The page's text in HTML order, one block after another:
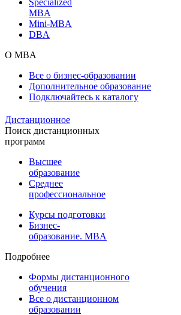
MBA
Mini-MBA
DBA
О MBA
Все о бизнес-образовании
Дополнительное образование
Подключайтесь к каталогу
Дистанционное
Поиск дистанционных
программ
Высшее
образование
Среднее
профессиональное
Курсы подготовки
Бизнес-
образование. MBA
Подробнее
Формы дистанционного
обучения
Все о дистанционном
образовании